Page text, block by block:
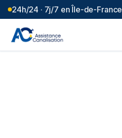
24h/24 · 7j/7 en Île-de-France